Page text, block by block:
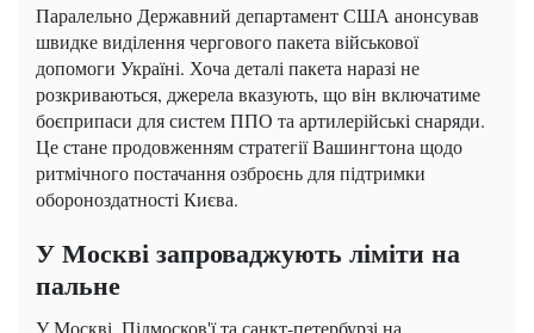
Паралельно Державний департамент США анонсував
швидке виділення чергового пакета військової
допомоги Україні. Хоча деталі пакета наразі не
розкриваються, джерела вказують, що він включатиме
боєприпаси для систем ППО та артилерійські снаряди.
Це стане продовженням стратегії Вашингтона щодо
ритмічного постачання озброєнь для підтримки
обороноздатності Києва.
У Москві запроваджують ліміти на
пальне
У Москві, Підмосков'ї та санкт-петербурзі на